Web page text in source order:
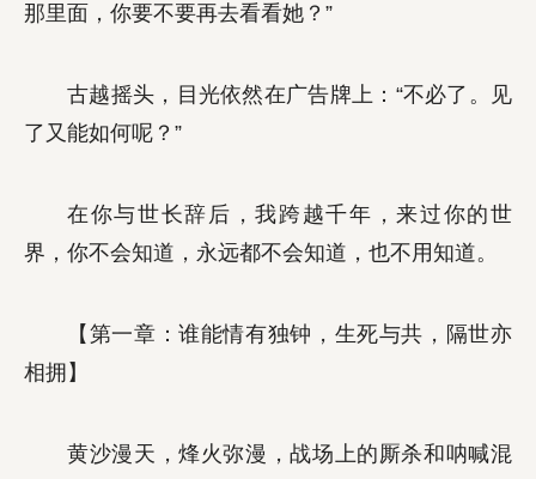
那里面，你要不要再去看看她？”
古越摇头，目光依然在广告牌上：“不必了。见
了又能如何呢？”
在你与世长辞后，我跨越千年，来过你的世
界，你不会知道，永远都不会知道，也不用知道。
【第一章：谁能情有独钟，生死与共，隔世亦
相拥】
黄沙漫天，烽火弥漫，战场上的厮杀和呐喊混